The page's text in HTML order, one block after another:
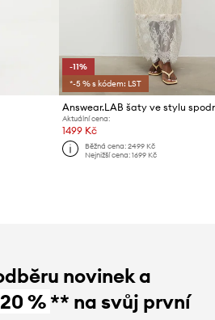
-11%
*-5 % s kódem: LST
Answear.LAB šaty ve stylu
Aktuální cena:
1499 Kč
Běžná cena: 2499 Kč
Nejnižší cena: 1699 Kč
novinek a
20 %** na svůj první